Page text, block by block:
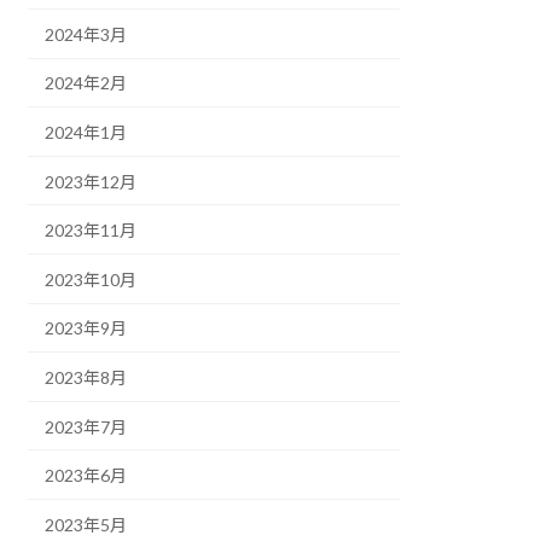
2024年3月
2024年2月
2024年1月
2023年12月
2023年11月
2023年10月
2023年9月
2023年8月
2023年7月
2023年6月
2023年5月